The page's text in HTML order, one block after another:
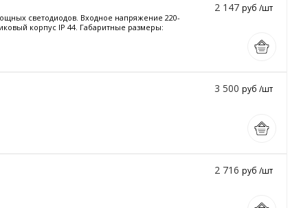
светодиодов. Входное напряжение 220-
корпус IP 44. Габаритные размеры:
2 147 руб /шт
3 500 руб /шт
2 716 руб /шт